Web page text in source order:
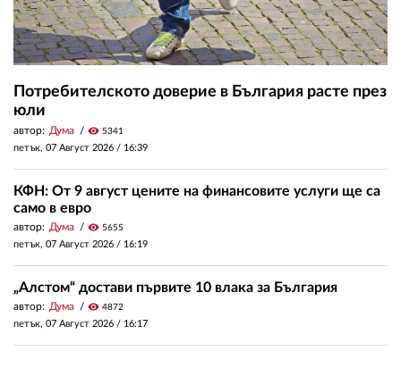
Потребителското доверие в България расте през
юли
автор: Дума visibility 5341
петък, 07 Август 2026 / 16:39
КФН: От 9 август цените на финансовите услуги ще са
само в евро
автор: Дума visibility 5655
петък, 07 Август 2026 / 16:19
„Алстом“ достави първите 10 влака за България
автор: Дума visibility 4872
петък, 07 Август 2026 / 16:17